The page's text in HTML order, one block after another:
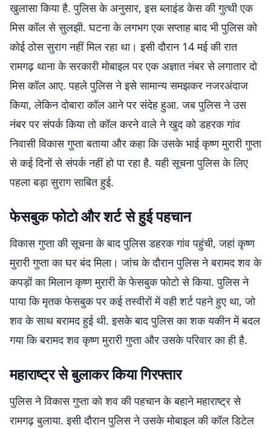
खुलासा किया है. पुलिस के अनुसार, इस ब्लाइंड केस की गुत्थी एक
मिस कॉल से सुलझी. घटना के लगभग एक सप्ताह बाद भी पुलिस को
कोई ठोस सुराग नहीं मिल रहा था। इसी दौरान 14 मई की रात
रामगढ़ थाना के सरकारी मोबाइल पर एक अज्ञात नंबर से लगातार दो
मिस कॉल आए. पहले पुलिस ने इसे सामान्य समझकर नजरअंदाज
किया, लेकिन दोबारा कॉल आने पर संदेह हुआ. जब पुलिस ने उस
नंबर पर संपर्क किया तो कॉल करने वाले ने खुद को डहरक गांव
निवासी विकास गुप्ता बताया और कहा कि उसके भाई कृष्ण मुरारी गुप्ता
से कई दिनों से संपर्क नहीं हो पा रहा है. यही सूचना पुलिस के लिए
पहला बड़ा सुराग साबित हुई.
फेसबुक फोटो और शर्ट से हुई पहचान
विकास गुप्ता की सूचना के बाद पुलिस डहरक गांव पहुंची, जहां कृष्ण
मुरारी गुप्ता का घर बंद मिला। जांच के दौरान पुलिस ने बरामद शव के
कपड़ों का मिलान कृष्ण मुरारी के फेसबुक फोटो से किया. पुलिस ने
पाया कि मृतक फेसबुक पर कई तस्वीरों में वही शर्ट पहने हुए था, जो
शव के साथ बरामद हुई थी. इसके बाद पुलिस का शक यकीन में बदल
गया कि बरामद शव कृष्ण मुरारी गुप्ता और उसके परिवार का ही है.
महाराष्ट्र से बुलाकर किया गिरफ्तार
पुलिस ने विकास गुप्ता को शव की पहचान के बहाने महाराष्ट्र से
रामगढ़ बुलाया. इसी दौरान पुलिस ने उसके मोबाइल की कॉल डिटेल